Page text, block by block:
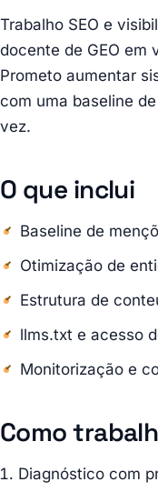
Trabalho SEO e
docente de GEO em
Prometo aumentar
com uma baseline
vez.
O que inclui
Baseline de
Otimização de
Estrutura de
llms.txt e acesso
Monitorização e
Como
Diagnóstico com